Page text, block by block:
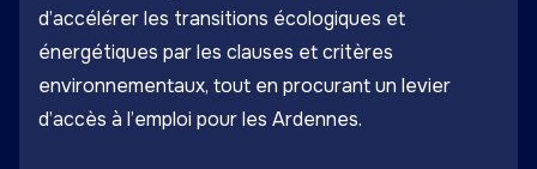
d’accélérer les transitions écologiques et
énergétiques par les clauses et critères
environnementaux, tout en procurant un levier
d’accès à l’emploi pour les Ardennes.